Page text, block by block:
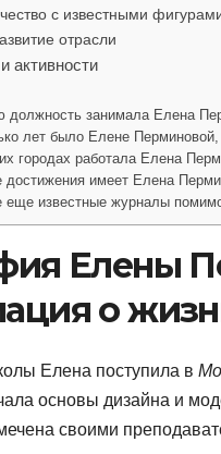
с известными
отрасли
активности
должность занимала Елена
лет было Елене Перминовой,
городах работала Елена
достижения имеет Елена
еще известные журналы
Елены
о
Елена поступила в
основы дизайна и
своими